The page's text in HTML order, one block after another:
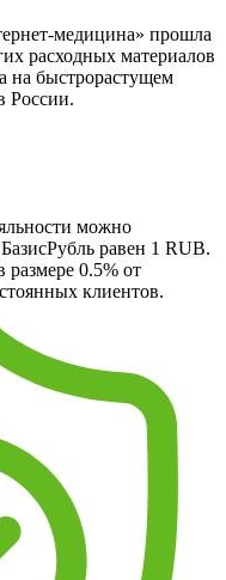
медицина» прошла
расходных материалов
на быстрорастущем
России.
можно
равен 1 RUB.
размере 0.5% от
клиентов.